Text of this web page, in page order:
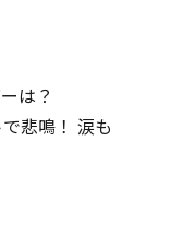
は？
悲鳴！ 涙も